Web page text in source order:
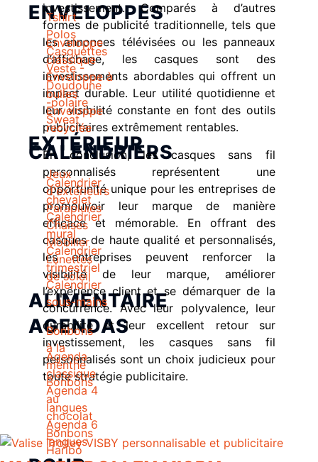
ENVELOPPES
Enveloppe
classique
Enveloppe à
bulles
Enveloppe
recyclée
CALENDRIERS
Calendrier
chevalet
Calendrier
mural
Calendrier
trimestriel
Calendrier
sous-mains
AGENDAS
Agenda
classique
Agenda 4
langues
Agenda 6
langues
Tshirt
Polos
Casquettes
Veste -
Doudoune
-polaire
Sweat
EXTÉRIEUR
Jeux
d'extérieurs
Parapluies
Chaises
Mobilier
Lunettes
de soleil
ALIMENTAIRE
Bonbons
à la
menthe
Bonbons
au
chocolat
Bonbons
Haribo
investissement. Comparés à d’autres
formes de publicité traditionnelle, tels que
les annonces télévisées ou les panneaux
d’affichage, les casques sont des
investissements abordables qui offrent un
impact durable. Leur utilité quotidienne et
leur visibilité constante en font des outils
publicitaires extrêmement rentables.
En conclusion, les casques sans fil
personnalisés représentent une
opportunité unique pour les entreprises de
promouvoir leur marque de manière
efficace et mémorable. En offrant des
casques de haute qualité et personnalisés,
les entreprises peuvent renforcer la
visibilité de leur marque, améliorer
l’expérience client et se démarquer de la
concurrence. Avec leur polyvalence, leur
durabilité et leur excellent retour sur
investissement, les casques sans fil
personnalisés sont un choix judicieux pour
toute stratégie publicitaire.